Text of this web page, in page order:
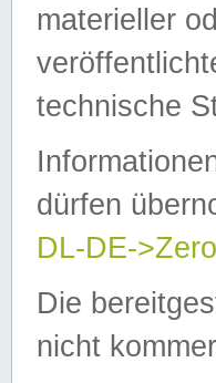
materieller
technische
dürfen
DL-DE-
Die
nicht